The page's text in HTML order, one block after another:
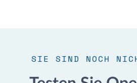
SIE SIND NOCH